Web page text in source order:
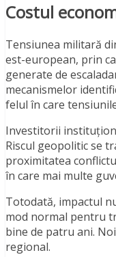
Costul
Tensiunea militară
est-european, prin
generate de
mecanismelor
felul în care
Investitorii
Riscul geopolitic se
proximitatea
în care mai multe
Totodată, impactul
mod normal pentru
bine de patru ani.
regional.